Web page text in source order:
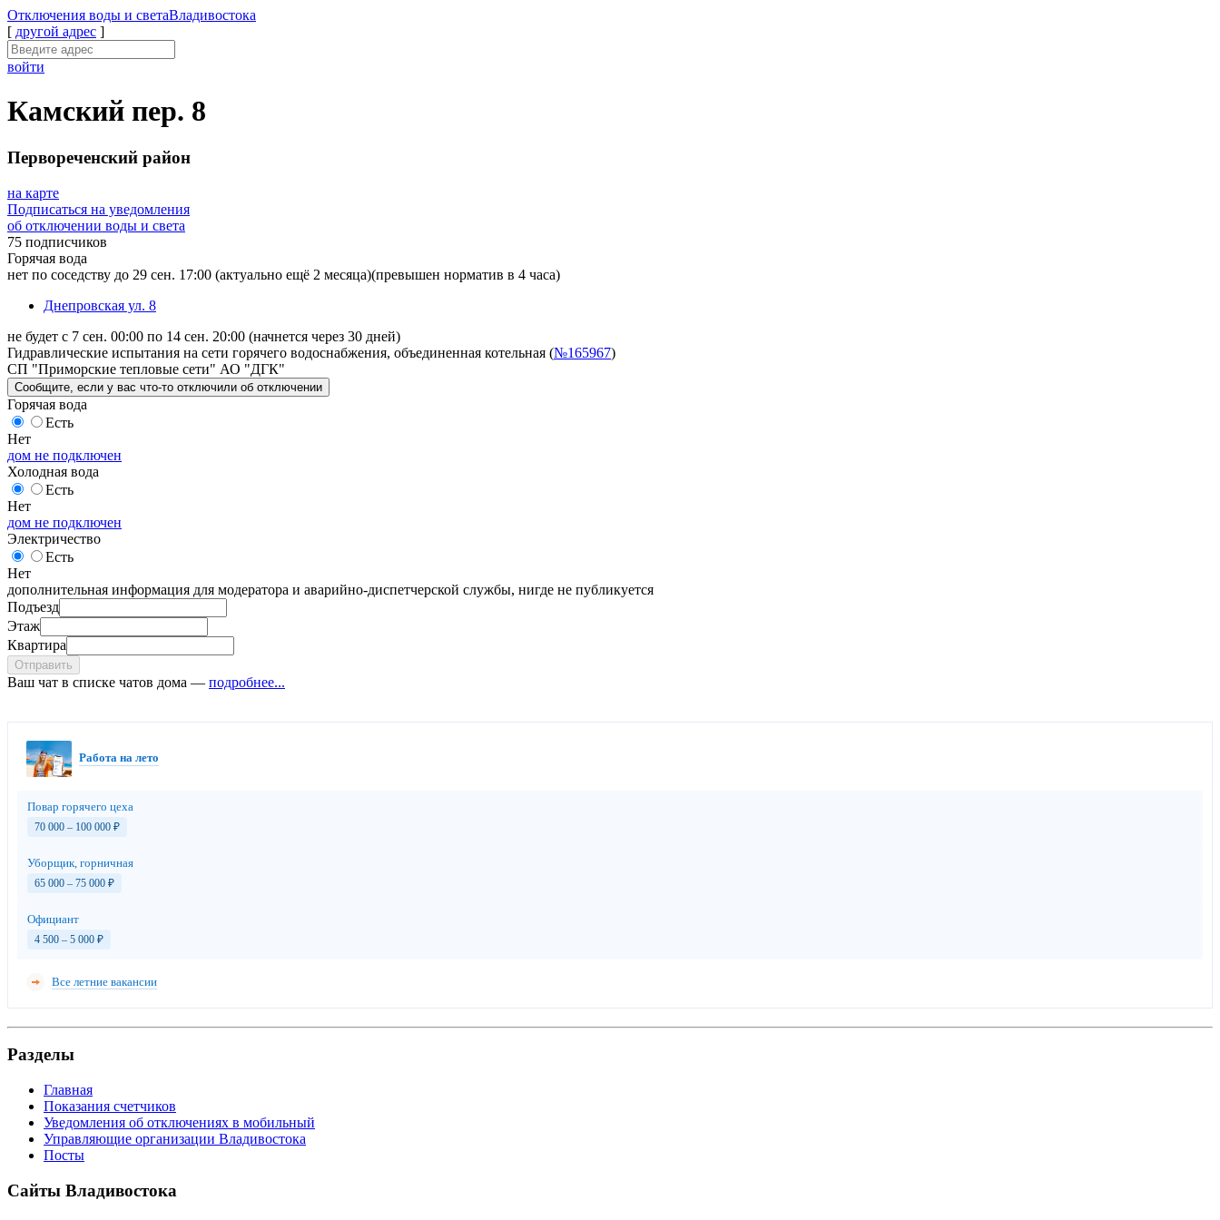
Отключения воды и светаВладивостока
[ другой адрес ]
войти
Камский пер. 8
Первореченский район
на карте
Подписаться на уведомления
об отключении воды и света
75 подписчиков
Горячая вода
нет по соседству до 29 сен. 17:00 (актуально ещё 2 месяца)(превышен норматив в 4 часа)
Днепровская ул. 8
не будет с 7 сен. 00:00 по 14 сен. 20:00 (начнется через 30 дней)
Гидравлические испытания на сети горячего водоснабжения, объединенная котельная (№165967)
СП "Приморские тепловые сети" АО "ДГК"
Сообщите , если у вас что-то отключили об отключении
Горячая вода
Есть
Нет
дом не подключен
Холодная вода
Есть
Нет
дом не подключен
Электричество
Есть
Нет
дополнительная информация для модератора и аварийно-диспетчерской службы, нигде не публикуется
Подъезд
Этаж
Квартира
Отправить
Ваш чат в списке чатов дома — подробнее...
Работа на лето
Повар горячего цеха
70 000 – 100 000 ₽
Уборщик, горничная
65 000 – 75 000 ₽
Официант
4 500 – 5 000 ₽
Все летние вакансии
Разделы
Главная
Показания счетчиков
Уведомления об отключениях в мобильный
Управляющие организации Владивостока
Посты
Сайты Владивостока